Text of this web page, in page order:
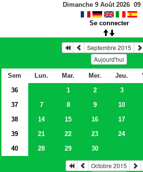
Dimanche 9 Août 2026 09
Se connecter
Septembre 2015
Aujourd'hui
Sem Lun. Mar. Mer. Jeu.
36
1 2 3
37
7 8 9 10
38
14 15 16 17
39
21 22 23 24
40
28 29 30
Octobre 2015